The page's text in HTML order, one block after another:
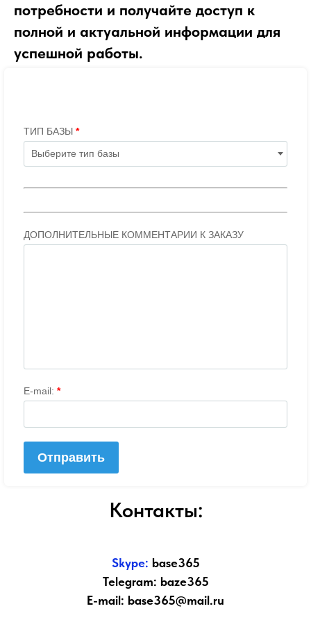
потребности и получайте доступ к
полной и актуальной информации для
успешной работы.
Контакты:
Skype: base365
Telegram: baze365
E-mail: base365@mail.ru